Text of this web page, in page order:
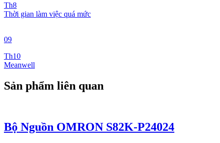
Th8
Thời gian làm việc quá mức
09
Th10
Meanwell
Sản phẩm liên quan
Bộ Nguồn OMRON S82K-P24024